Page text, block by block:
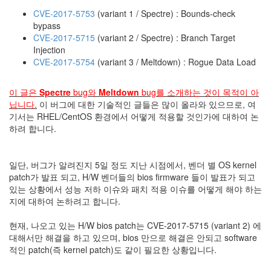
CVE-2017-5753 (variant 1 / Spectre) : Bounds-check
bypass
CVE-2017-5715 (variant 2 / Spectre) : Branch Target
Injection
CVE-2017-5754 (variant 3 / Meltdown) : Rogue Data Load
이 글은 Spectre bug와 Meltdown bug를 소개하는 것이 목적이 아
닙니다. 이 버그에 대한 기술적인 글들은 많이 올라와 있으므로, 여
기서는 RHEL/CentOS 환경에서 어떻게 적용할 것인가에 대하여 논
하려 합니다.
일단, 버그가 알려진지 5일 정도 지난 시점에서, 벤더 별 OS kernel
patch가 발표 되고, H/W 벤더들의 bios firmware 들이 발표가 되고
있는 상황에서 성능 저하 이슈와 패치 적용 이슈를 어떻게 해야 하는
지에 대하여 논하려고 합니다.
현재, 나오고 있는 H/W bios patch는 CVE-2017-5715 (variant 2) 에
대해서만 해결을 하고 있으며, bios 만으로 해결은 안되고 software
적인 patch(즉 kernel patch)도 같이 필요한 상황입니다.
AnNyung
Firefox
군
이
표
준
iPutty
AnNyung